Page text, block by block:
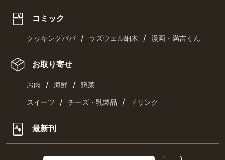
コミック
クッキングパパ / ラズウェル細木 / 漫画・満吉くん
お取り寄せ
お肉 / 海鮮 / 惣菜
スイーツ / チーズ・乳製品 / ドリンク
最新刊